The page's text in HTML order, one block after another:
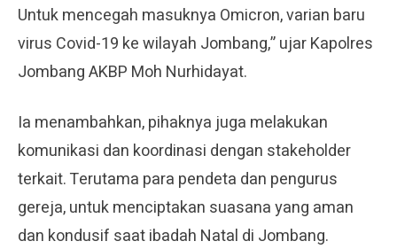
Untuk mencegah masuknya Omicron, varian baru
virus Covid-19 ke wilayah Jombang,” ujar Kapolres
Jombang AKBP Moh Nurhidayat.
Ia menambahkan, pihaknya juga melakukan
komunikasi dan koordinasi dengan stakeholder
terkait. Terutama para pendeta dan pengurus
gereja, untuk menciptakan suasana yang aman
dan kondusif saat ibadah Natal di Jombang.